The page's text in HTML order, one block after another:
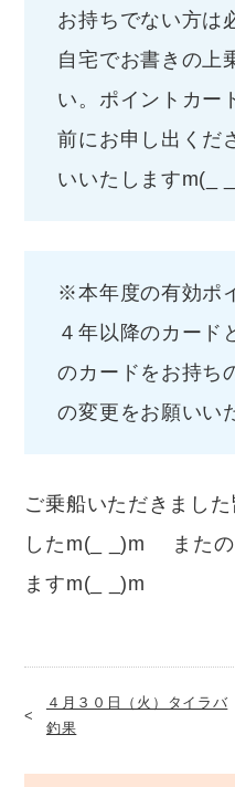
お持ちでない方は
自宅でお書きの上
い。ポイントカー
前にお申し出く
いいたしますm(_
※本年度の有効ポ
４年以降のカード
のカードをお持ち
の変更をお願いい
ご乗船いただきまし
したm(_ _)m またの
ますm(_ _)m
４月３０日（火）タイラバ
釣果